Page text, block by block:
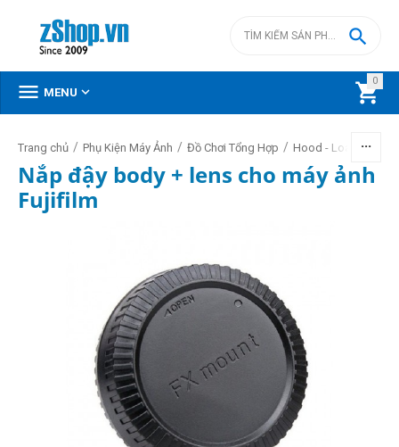
0


 MENU 
Trang chủ / Phụ Kiện Máy Ảnh / Đồ Chơi Tổng Hợp / Hood - Loa - Nắp
Nắp đậy body + lens cho máy ảnh
Fujifilm